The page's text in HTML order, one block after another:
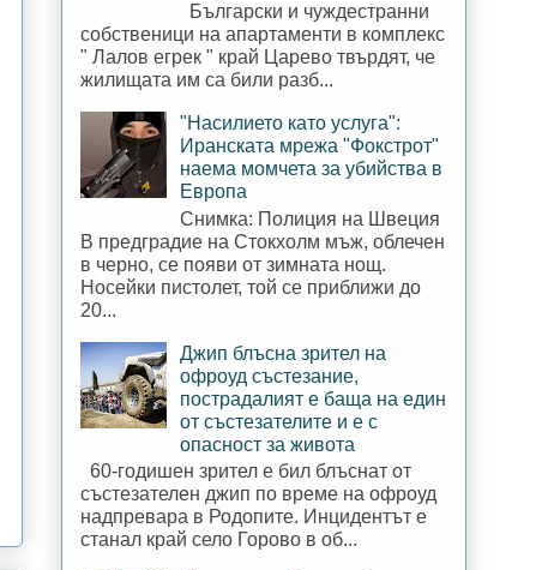
Български и чуждестранни
собственици на апартаменти в комплекс
" Лалов егрек " край Царево твърдят, че
жилищата им са били разб...
"Насилието като услуга":
Иранската мрежа "Фокстрот"
наема момчета за убийства в
Европа
Снимка: Полиция на Швеция
В предградие на Стокхолм мъж, облечен
в черно, се появи от зимната нощ.
Носейки пистолет, той се приближи до
20...
Джип блъсна зрител на
офроуд състезание,
пострадалият е баща на един
от състезателите и е с
опасност за живота
60-годишен зрител е бил блъснат от
състезателен джип по време на офроуд
надпревара в Родопите. Инцидентът е
станал край село Горово в об...